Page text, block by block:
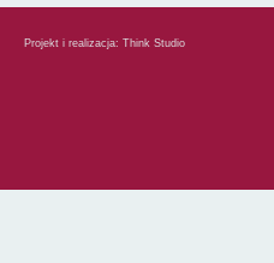
Projekt i realizacja: Think Studio